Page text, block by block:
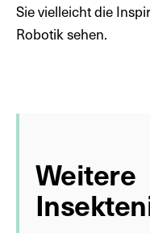
Sie vielleicht die
Robotik sehen.
Weitere